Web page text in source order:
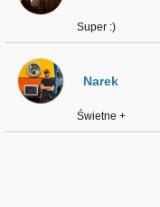
Super :)
Narek
Świetne +